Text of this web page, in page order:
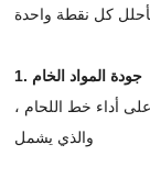
1. جودة المواد الخام
أداء خط اللحام ،
والذي يشمل